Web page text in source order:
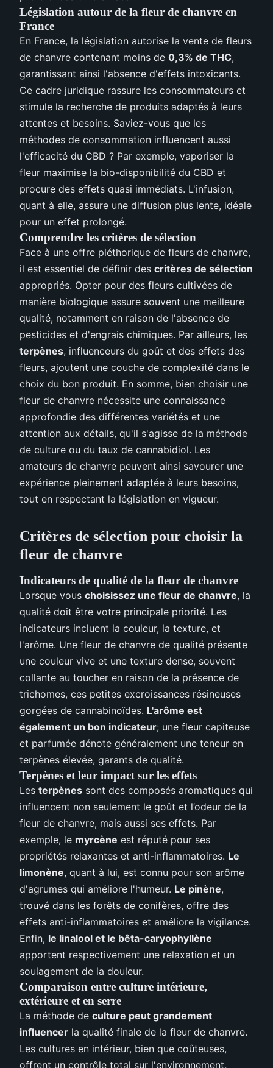
Législation autour de la fleur de chanvre en
France
En France, la législation autorise la vente de fleurs
de chanvre contenant moins de 0,3% de THC,
garantissant ainsi l'absence d'effets intoxicants.
Ce cadre juridique rassure les consommateurs et
stimule la recherche de produits adaptés à leurs
attentes et besoins. Saviez-vous que les
méthodes de consommation influencent aussi
l'efficacité du CBD ? Par exemple, vaporiser la
fleur maximise la bio-disponibilité du CBD et
procure des effets quasi immédiats. L'infusion,
quant à elle, assure une diffusion plus lente, idéale
pour un effet prolongé.
Comprendre les critères de sélection
Face à une offre pléthorique de fleurs de chanvre,
il est essentiel de définir des critères de sélection
appropriés. Opter pour des fleurs cultivées de
manière biologique assure souvent une meilleure
qualité, notamment en raison de l'absence de
pesticides et d'engrais chimiques. Par ailleurs, les
terpènes, influenceurs du goût et des effets des
fleurs, ajoutent une couche de complexité dans le
choix du bon produit. En somme, bien choisir une
fleur de chanvre nécessite une connaissance
approfondie des différentes variétés et une
attention aux détails, qu'il s'agisse de la méthode
de culture ou du taux de cannabidiol. Les
amateurs de chanvre peuvent ainsi savourer une
expérience pleinement adaptée à leurs besoins,
tout en respectant la législation en vigueur.
Critères de sélection pour choisir la
fleur de chanvre
Indicateurs de qualité de la fleur de chanvre
Lorsque vous choisissez une fleur de chanvre, la
qualité doit être votre principale priorité. Les
indicateurs incluent la couleur, la texture, et
l'arôme. Une fleur de chanvre de qualité présente
une couleur vive et une texture dense, souvent
collante au toucher en raison de la présence de
trichomes, ces petites excroissances résineuses
gorgées de cannabinoïdes. L'arôme est
également un bon indicateur; une fleur capiteuse
et parfumée dénote généralement une teneur en
terpènes élevée, garants de qualité.
Terpènes et leur impact sur les effets
Les terpènes sont des composés aromatiques qui
influencent non seulement le goût et l’odeur de la
fleur de chanvre, mais aussi ses effets. Par
exemple, le myrcène est réputé pour ses
propriétés relaxantes et anti-inflammatoires. Le
limonène, quant à lui, est connu pour son arôme
d'agrumes qui améliore l'humeur. Le pinène,
trouvé dans les forêts de conifères, offre des
effets anti-inflammatoires et améliore la vigilance.
Enfin, le linalool et le bêta-caryophyllène
apportent respectivement une relaxation et un
soulagement de la douleur.
Comparaison entre culture intérieure,
extérieure et en serre
La méthode de culture peut grandement
influencer la qualité finale de la fleur de chanvre.
Les cultures en intérieur, bien que coûteuses,
offrent un contrôle total sur l'environnement,